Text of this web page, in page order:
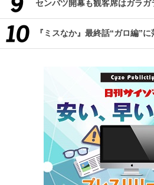
センバツ開幕も観客席はガラガ
『ミスなか』最終話“ガロ編”